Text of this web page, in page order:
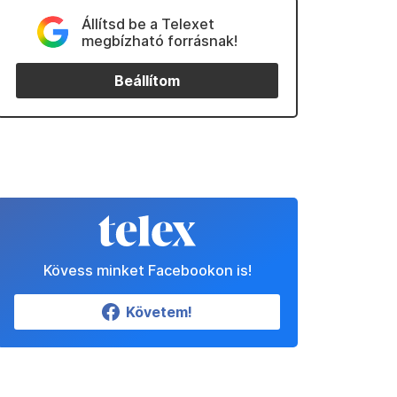
Állítsd be a Telexet
megbízható forrásnak!
Beállítom
Kövess minket Facebookon is!
Követem!